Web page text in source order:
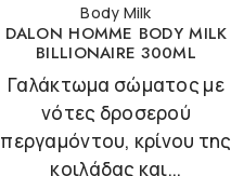
Body Milk
DALON HOMME BODY MILK
BILLIONAIRE 300ML
Γαλάκτωμα σώματος με
νότες δροσερού
περγαμόντου, κρίνου της
κοιλάδας και...